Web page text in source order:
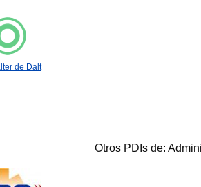
de Dalt
Otros PDIs de: